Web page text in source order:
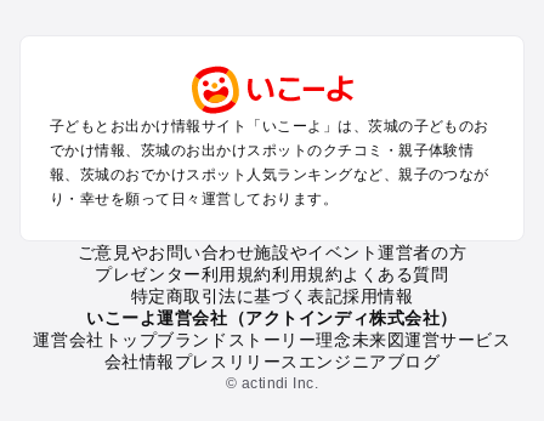
久喜・行田・加須・羽生のプールお出かけ
土浦・霞ヶ浦・鹿島・潮来のプールお出かけ
大洗・ひたちなかのプールお出かけ
熊谷・太田・足利・古河のプールお出かけ
日立・北茨城・奥久慈のプールお出かけ
茨城の定番お出かけスポット
茨城の遊園地
茨城の動物園
茨城のバーベキュー
子どもとお出かけ情報サイト「いこーよ」は、茨城の子どものお
でかけ情報、茨城のお出かけスポットのクチコミ・親子体験情
報、茨城のおでかけスポット人気ランキングなど、親子のつなが
り・幸せを願って日々運営しております。
ご意見やお問い合わせ施設やイベント運営者の方
プレゼンター利用規約利用規約よくある質問
特定商取引法に基づく表記採用情報
いこーよ運営会社（アクトインディ株式会社）
運営会社トップブランドストーリー理念未来図運営サービス
会社情報プレスリリース エンジニアブログ
© actindi Inc.